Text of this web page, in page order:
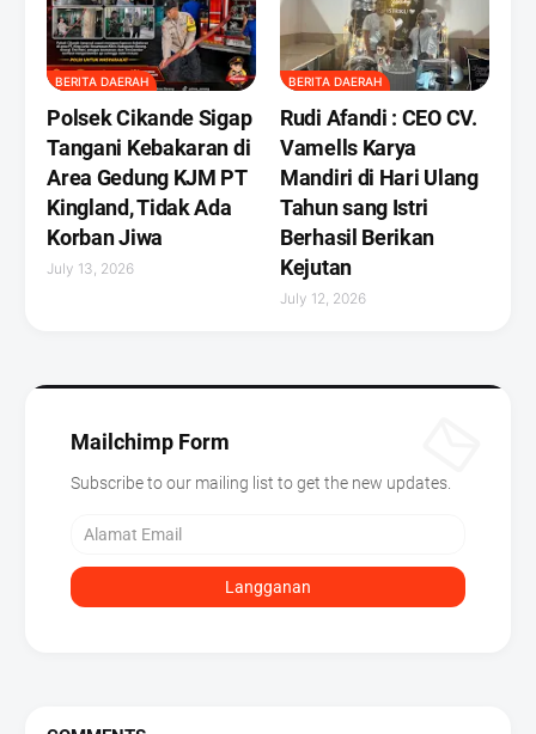
BERITA DAERAH
Polsek Cikande Sigap
Tangani Kebakaran di
Area Gedung KJM PT
Kingland, Tidak Ada
Korban Jiwa
July 13, 2026
BERITA DAERAH
Rudi Afandi : CEO CV.
Vamells Karya
Mandiri di Hari Ulang
Tahun sang Istri
Berhasil Berikan
Kejutan ‎
July 12, 2026
Mailchimp Form
Subscribe to our mailing list to get the new updates.